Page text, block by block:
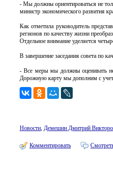
- Мы должны ориентироваться не
министр экономического развития
Как отметила руководитель
регионов по качеству жизни
Отдельное внимание уделяется
В завершение заседания совета по
- Все меры мы должны оценивать не
Дорожную карту мы дополним с
Новости, Демешин Дмитрий
Комментировать